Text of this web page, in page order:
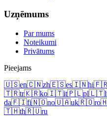
Uzņēmums
Par mums
Noteikumi
Privātums
Pieejams
🇺🇸en🇨🇳zh🇪🇸es🇮🇳hi
🇹🇷tr🇰🇷ko🇮🇹it🇵🇱pl🇱🇹
da🇫🇮fi🇳🇴no🇺🇦uk🇷🇴ro
🇹🇭th🇷🇺ru